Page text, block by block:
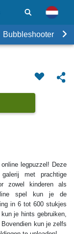
Bubbleshooter
legpuzzel! Deze
met prachtige
zowel kinderen als
spel kun je de
in 6 tot 600 stukjes
je hints gebruiken,
kun je zelfs